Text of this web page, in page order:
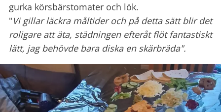
gurka körsbärstomater och lök.
"Vi gillar läckra måltider och på detta sätt blir det
roligare att äta, städningen efteråt flöt fantastiskt
lätt, jag behövde bara diska en skärbräda".